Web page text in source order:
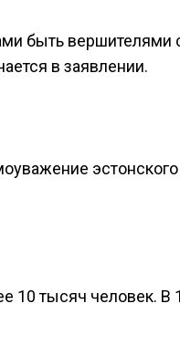
быть вершителями
в заявлении.
эстонского
10 тысяч человек. В